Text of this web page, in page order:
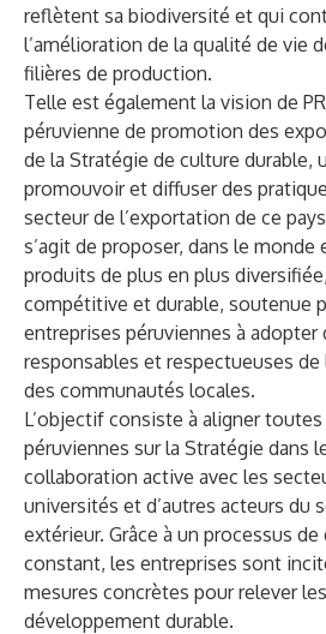
reflètent sa biodiversité et qui
l’amélioration de la qualité de vie
filières de production.
Telle est également la vision de
péruvienne de promotion des
de la Stratégie de culture durable,
promouvoir et diffuser des
secteur de l’exportation de ce
s’agit de proposer, dans le monde
produits de plus en plus
compétitive et durable, soutenue
entreprises péruviennes à adopter
responsables et respectueuses
des communautés locales.
L’objectif consiste à aligner
péruviennes sur la Stratégie dans
collaboration active avec les
universités et d’autres acteurs du
extérieur. Grâce à un processus
constant, les entreprises sont
mesures concrètes pour relever
développement durable.